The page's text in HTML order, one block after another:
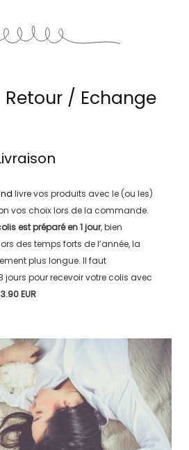
/ Echange
livre vos produits avec le (ou les)
vos choix lors de la commande.
est préparé en1 jour, bien
des temps forts de l’année, la
plus longue. Il faut
jours pour recevoir votre colis avec
3.90 EUR